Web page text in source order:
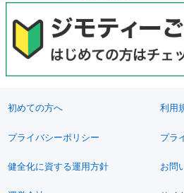
初めての方へ 利用
プライバシーポリシー プラ
健全化に資する運用方針 お問